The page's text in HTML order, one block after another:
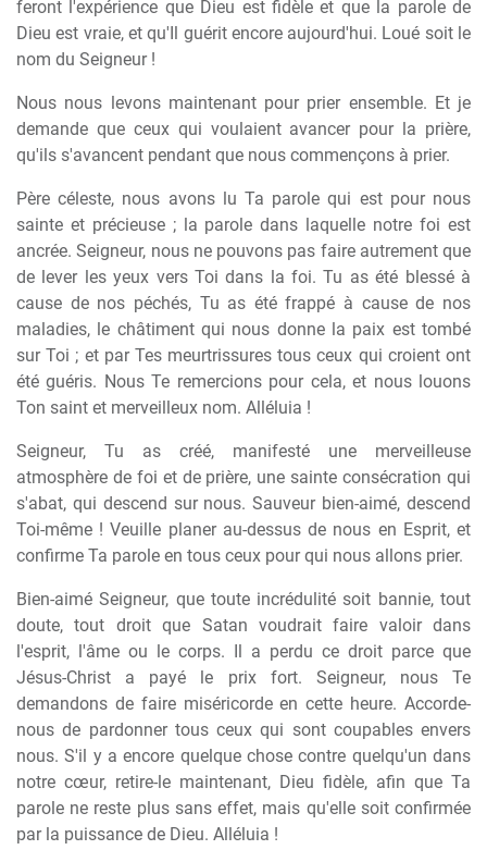
feront l'expérience que Dieu est fidèle et que la parole de
Dieu est vraie, et qu'Il guérit encore aujourd'hui. Loué soit le
nom du Seigneur !
Nous nous levons maintenant pour prier ensemble. Et je
demande que ceux qui voulaient avancer pour la prière,
qu'ils s'avancent pendant que nous commençons à prier.
Père céleste, nous avons lu Ta parole qui est pour nous
sainte et précieuse ; la parole dans laquelle notre foi est
ancrée. Seigneur, nous ne pouvons pas faire autrement que
de lever les yeux vers Toi dans la foi. Tu as été blessé à
cause de nos péchés, Tu as été frappé à cause de nos
maladies, le châtiment qui nous donne la paix est tombé
sur Toi ; et par Tes meurtrissures tous ceux qui croient ont
été guéris. Nous Te remercions pour cela, et nous louons
Ton saint et merveilleux nom. Alléluia !
Seigneur, Tu as créé, manifesté une merveilleuse
atmosphère de foi et de prière, une sainte consécration qui
s'abat, qui descend sur nous. Sauveur bien-aimé, descend
Toi-même ! Veuille planer au-dessus de nous en Esprit, et
confirme Ta parole en tous ceux pour qui nous allons prier.
Bien-aimé Seigneur, que toute incrédulité soit bannie, tout
doute, tout droit que Satan voudrait faire valoir dans
l'esprit, l'âme ou le corps. Il a perdu ce droit parce que
Jésus-Christ a payé le prix fort. Seigneur, nous Te
demandons de faire miséricorde en cette heure. Accorde-
nous de pardonner tous ceux qui sont coupables envers
nous. S'il y a encore quelque chose contre quelqu'un dans
notre cœur, retire-le maintenant, Dieu fidèle, afin que Ta
parole ne reste plus sans effet, mais qu'elle soit confirmée
par la puissance de Dieu. Alléluia !